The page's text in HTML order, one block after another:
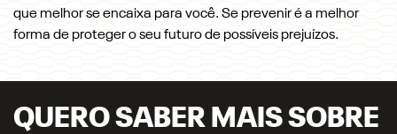
que melhor se encaixa para você. Se prevenir é a melhor
forma de proteger o seu futuro de possíveis prejuízos.
QUERO SABER MAIS SOBRE